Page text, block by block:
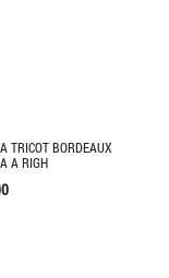
TRICOT BORDEAUX
A RIGH